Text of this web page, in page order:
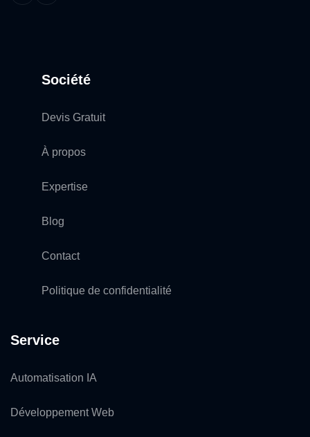
Société
Devis Gratuit
À propos
Expertise
Blog
Contact
Politique de confidentialité
Service
Automatisation IA
Développement Web